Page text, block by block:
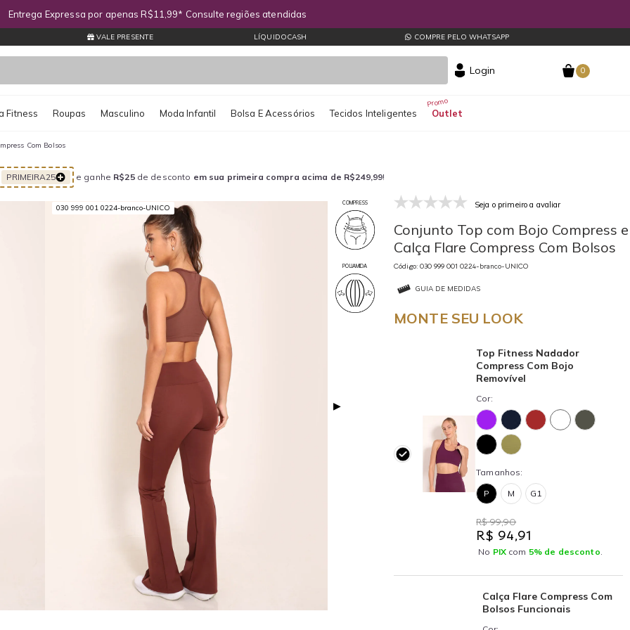
Entrega Expressa por apenas R$11,99* Consulte regiões atendidas
VALE PRESENTE LÍQUIDOCASH COMPRE PELO WHATSAPP
Login 0
Bolsa E Acessórios
Masculino Moda Infantil
Roupas
Fitness Outlet
Tecidos Inteligentes
Com Bolsos
PRIMEIRA25 e ganhe R$25de desconto em sua primeira compra acima de R$249,99!
030 999 001 0224-branco-UNICO 030 999 001 0224-branco-UNICO
▶
Seja o primeiro a avaliar
COMPRESS
POLIAMIDA
Conjunto Top com Bojo Compress e
Calça Flare Compress Com Bolsos
Código: 030 999 001 0224-branco-UNICO
GUIA DE MEDIDAS
MONTE SEU LOOK
Top Fitness Nadador
Compress Com Bojo
Removível
Cor:
Tamanhos:
P
M G1
R$ 99,90
R$ 94,91
No PIX com 5% de desconto.
Calça Flare Compress Com
Bolsos Funcionais